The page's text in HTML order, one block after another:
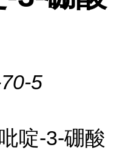
5
啶-3-硼酸